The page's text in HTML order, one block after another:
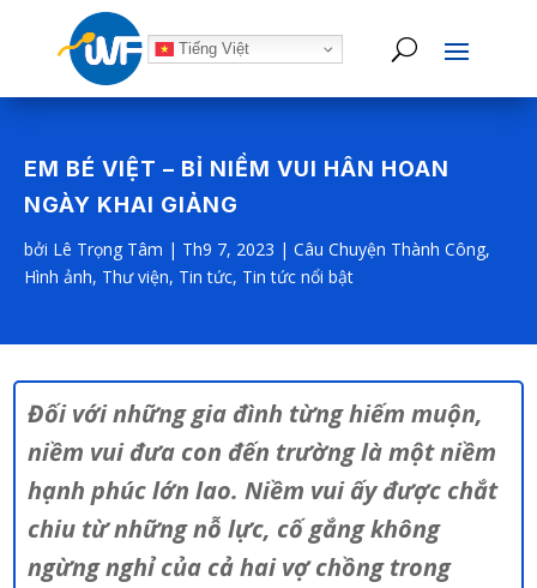
Tiếng Việt
EM BÉ VIỆT – BỈ NIỀM VUI HÂN HOAN
NGÀY KHAI GIẢNG
bởi Lê Trọng Tâm | Th9 7, 2023 | Câu Chuyện Thành Công,
Hình ảnh, Thư viện, Tin tức, Tin tức nổi bật
Đối với những gia đình từng hiếm muộn,
niềm vui đưa con đến trường là một niềm
hạnh phúc lớn lao. Niềm vui ấy được chắt
chiu từ những nỗ lực, cố gắng không
ngừng nghỉ của cả hai vợ chồng trong